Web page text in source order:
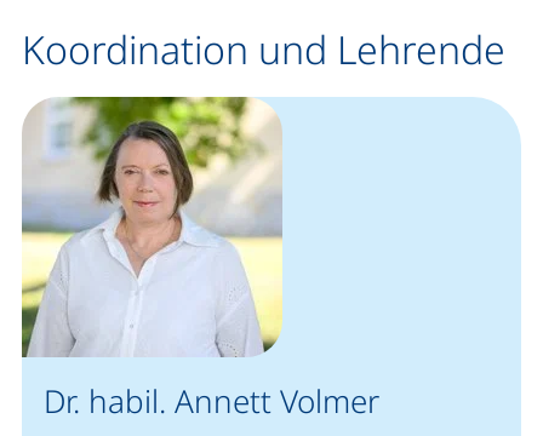
Koordination und Lehrende
Dr. habil. Annett Volmer